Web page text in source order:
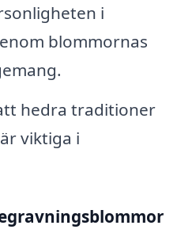
i
blommornas
hedra traditioner
viktiga i